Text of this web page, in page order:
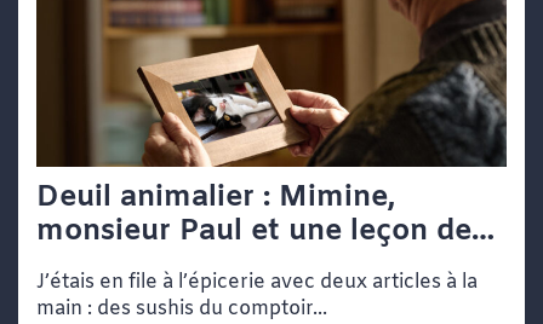
Deuil animalier : Mimine,
monsieur Paul et une leçon de
vie dans une file d’attente
J’étais en file à l’épicerie avec deux articles à la
main : des sushis du comptoir...